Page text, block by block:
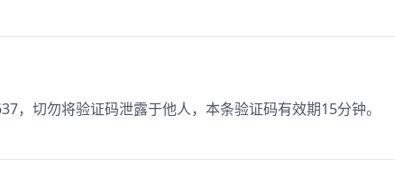
，切勿将验证码泄露于他人，本条验证码有效期15分钟。